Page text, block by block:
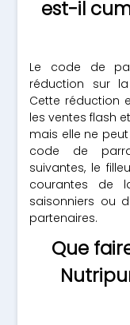
est-il
Le code de
réduction sur
Cette réduction
les ventes flash
mais elle ne
code de
suivantes, le
courantes de
saisonniers ou
partenaires.
Que